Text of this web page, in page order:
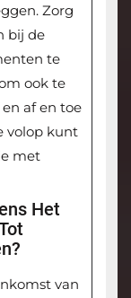
Zorg
bij de
te
ook te
af en toe
volop kunt
met
Het
van